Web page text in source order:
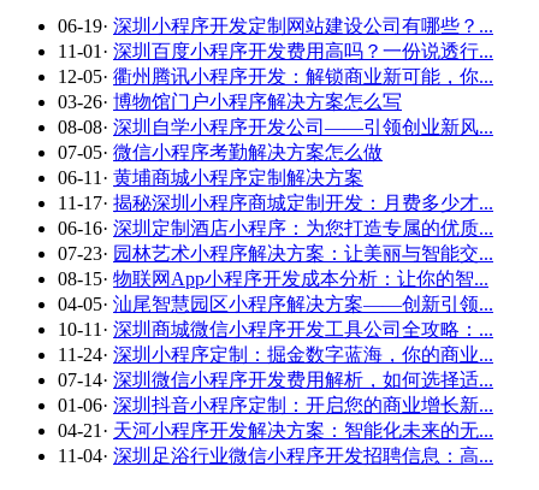
06-19· 深圳小程序开发定制网站建设公司有哪些？...
11-01 · 深圳百度小程序开发费用高吗？一份说透行...
12-05· 衢州腾讯小程序开发：解锁商业新可能，你...
03-26· 博物馆门户小程序解决方案怎么写
08-08· 深圳自学小程序开发公司——引领创业新风...
07-05· 微信小程序考勤解决方案怎么做
06-11 · 黄埔商城小程序定制解决方案
11-17· 揭秘深圳小程序商城定制开发：月费多少才...
06-16· 深圳定制酒店小程序：为您打造专属的优质...
07-23· 园林艺术小程序解决方案：让美丽与智能交...
08-15· 物联网App小程序开发成本分析：让你的智...
04-05· 汕尾智慧园区小程序解决方案——创新引领...
10-11 · 深圳商城微信小程序开发工具公司全攻略：...
11-24· 深圳小程序定制：掘金数字蓝海，你的商业...
07-14· 深圳微信小程序开发费用解析，如何选择适...
01-06· 深圳抖音小程序定制：开启您的商业增长新...
04-21 · 天河小程序开发解决方案：智能化未来的无...
11-04· 深圳足浴行业微信小程序开发招聘信息：高...